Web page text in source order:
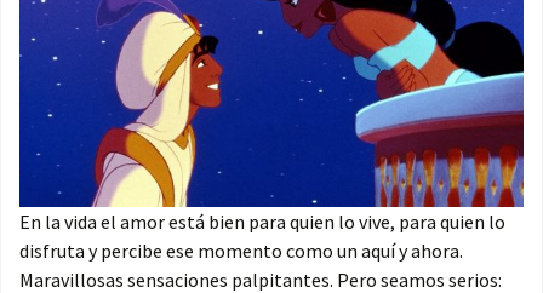
En la vida el amor está bien para quien lo vive, para quien lo
disfruta y percibe ese momento como un aquí y ahora.
Maravillosas sensaciones palpitantes. Pero seamos serios: